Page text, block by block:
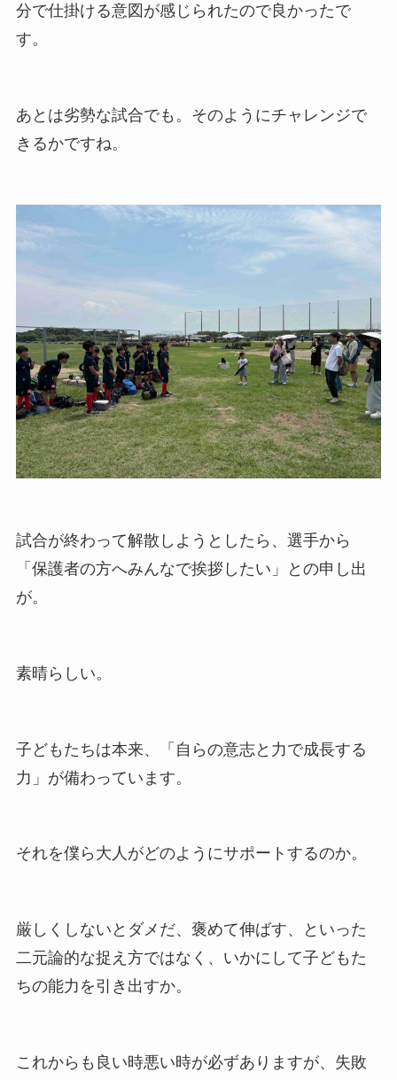
分で仕掛ける意図が感じられたので良かったで
す。
あとは劣勢な試合でも。そのようにチャレンジで
きるかですね。
試合が終わって解散しようとしたら、選手から
「保護者の方へみんなで挨拶したい」との申し出
が。
素晴らしい。
子どもたちは本来、「自らの意志と力で成長する
力」が備わっています。
それを僕ら大人がどのようにサポートするのか。
厳しくしないとダメだ、褒めて伸ばす、といった
二元論的な捉え方ではなく、いかにして子どもた
ちの能力を引き出すか。
これからも良い時悪い時が必ずありますが、失敗